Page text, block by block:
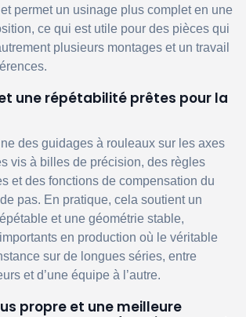
permet un usinage plus complet en une
ce qui est utile pour des pièces qui
plusieurs montages et un travail
une répétabilité prêtes pour la
des guidages à rouleaux sur les axes
vis à billes de précision, des règles
et des fonctions de compensation du
pas. En pratique, cela soutient un
et une géométrie stable,
en production où le véritable
sur de longues séries, entre
et d’une équipe à l’autre.
propre et une meilleure